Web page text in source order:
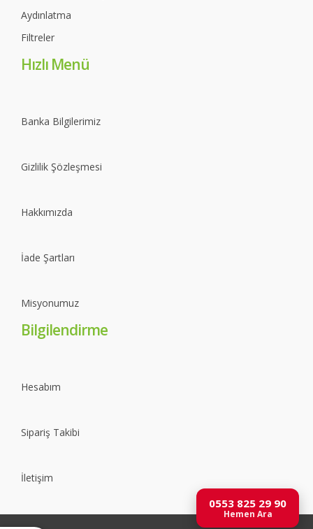
0553 825 29 90
Hemen Ara
Aydınlatma
Filtreler
Hızlı Menü
Banka Bilgilerimiz
Gizlilik Şözleşmesi
Hakkımızda
İade Şartları
Misyonumuz
Bilgilendirme
Hesabım
Sipariş Takibi
İletişim